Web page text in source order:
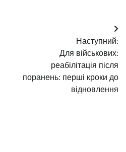
Наступний:
Для військових:
реабілітація після
поранень: перші кроки до
відновлення